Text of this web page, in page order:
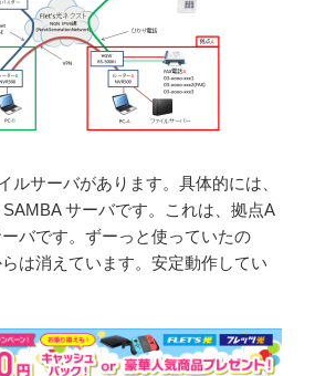
ルサーバがあります。具体的には、
サーバです。これは、拠点A
バです。ずーっと使っていたの
は消えています。安定動作してい